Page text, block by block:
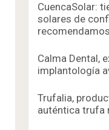
CuencaSolar:
solares de
recomendamos
Calma Dental,
implantología
Trufalia,
auténtica trufa